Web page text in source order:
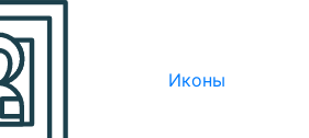
Иконы